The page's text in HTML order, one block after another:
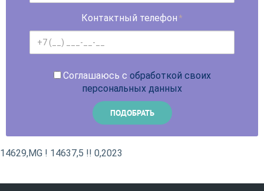
Контактный телефон *
Соглашаюсь с обработкой своих
персональных данных
14629,MG ! 14637,5 !! 0,2023